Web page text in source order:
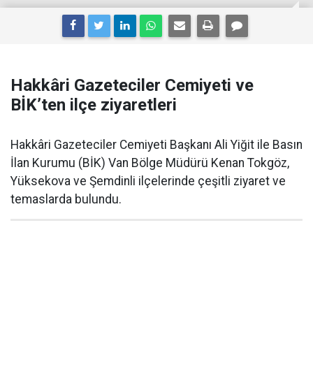
Hakkâri Gazeteciler Cemiyeti ve
BİK’ten ilçe ziyaretleri
Hakkâri Gazeteciler Cemiyeti Başkanı Ali Yiğit ile Basın
İlan Kurumu (BİK) Van Bölge Müdürü Kenan Tokgöz,
Yüksekova ve Şemdinli ilçelerinde çeşitli ziyaret ve
temaslarda bulundu.